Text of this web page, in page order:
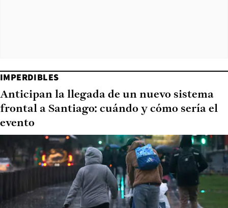
IMPERDIBLES
Anticipan la llegada de un nuevo sistema
frontal a Santiago: cuándo y cómo sería el
evento